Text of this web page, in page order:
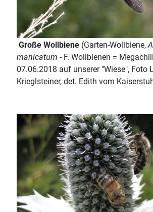
Große Wollbiene (Garten-Wollbiene,
manicatum - F. Wollbienen =
07.06.2018 auf unserer "Wiese", Foto
Krieglsteiner, det. Edith vom